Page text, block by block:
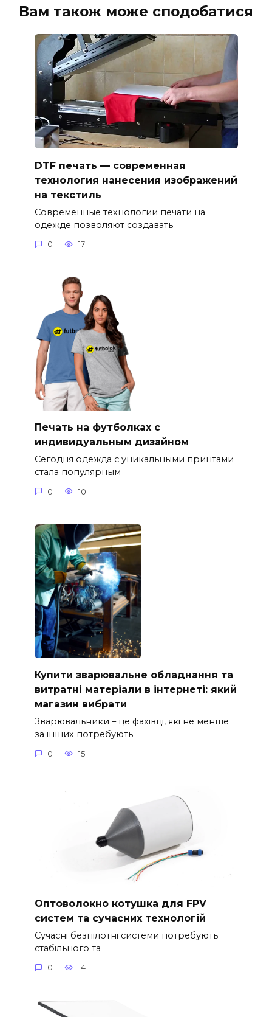
Вам також може сподобатися
DTF печать — современная
технология нанесения изображений
на текстиль
Современные технологии печати на
одежде позволяют создавать
0 17
Печать на футболках с
индивидуальным дизайном
Сегодня одежда с уникальными принтами
стала популярным
0 10
Купити зварювальне обладнання та
витратні матеріали в інтернеті: який
магазин вибрати
Зварювальники – це фахівці, які не менше
за інших потребують
0 15
Оптоволокно котушка для FPV
систем та сучасних технологій
Сучасні безпілотні системи потребують
стабільного та
0 14